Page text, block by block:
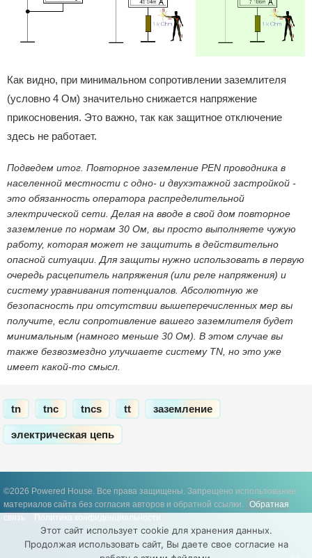
Как видно, при минимальном сопротивлении заземлителя
(условно 4 Ом) значительно снижается напряжение
прикосновения. Это важно, так как защитное отключение
здесь не работает.
Подведем итог. Повторное заземление PEN проводника в
населенной местности с одно- и двухэтажной застройкой -
это обязанность оператора распределительной
электрической сети. Делая на вводе в свой дом повторное
заземление по нормам 30 Ом, вы просто выполняете чужую
работу, которая может не защитить в действительно
опасной ситуации. Для защиты нужно использовать в первую
очередь расцепитель напряжения (или реле напряжения) и
систему уравнивания потенциалов. Абсолютную же
безопасность при отсутствии вышеперечисленных мер вы
получите, если сопротивление вашего заземлителя будет
минимальным (намного меньше 30 Ом). В этом случае вы
также безвозмездно улучшаете систему TN, но это уже
имеет какой-то смысл.
tn tnc tncs tt заземление
электрическая цепь
©2026 Powered House. Все права защищены. Запрещено использование
материалов сайта без согласия авторов и обратной ссылки.
Обратная
связь
Политика конфиденциальности
Этот сайт использует cookie для хранения данных.
Продолжая использовать сайт, Вы даете свое согласие на